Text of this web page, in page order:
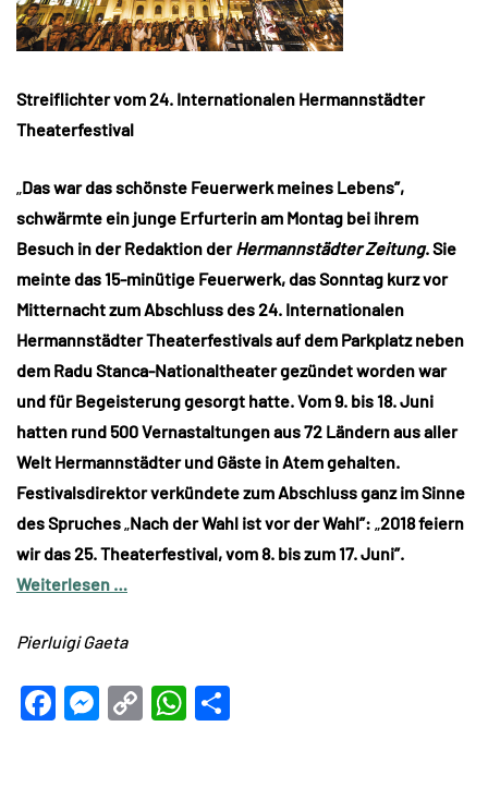
Streiflichter vom 24. Internationalen Hermannstädter
Theaterfestival
„Das war das schönste Feuerwerk meines Lebens”,
schwärmte ein junge Erfurterin am Montag bei ihrem
Besuch in der Redaktion derHermannstädter Zeitung. Sie
meinte das 15-minütige Feuerwerk, das Sonntag kurz vor
Mitternacht zum Abschluss des 24. Internationalen
Hermannstädter Theaterfestivals auf dem Parkplatz neben
dem Radu Stanca-Nationaltheater gezündet worden war
und für Begeisterung gesorgt hatte. Vom 9. bis 18. Juni
hatten rund 500 Vernastaltungen aus 72 Ländern aus aller
Welt Hermannstädter und Gäste in Atem gehalten.
Festivalsdirektor verkündete zum Abschluss ganz im Sinne
des Spruches„Nach der Wahl ist vor der Wahl”: „2018 feiern
wir das 25. Theaterfestival, vom 8. bis zum 17. Juni”.
Weiterlesen …
Pierluigi Gaeta
Facebook
Messenger
CopyWhatsApp